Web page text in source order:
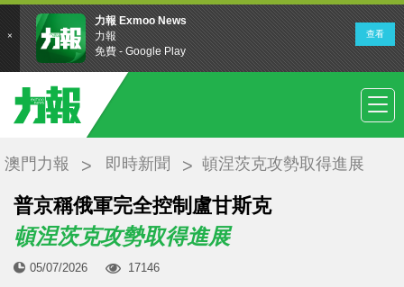
澳門力報 即時新聞 頓涅茨克攻勢取得進展
普京稱俄軍完全控制盧甘斯克
頓涅茨克攻勢取得進展
05/07/2026 17146